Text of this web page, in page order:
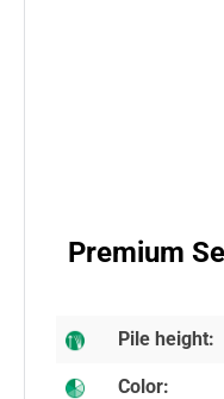
Premium
Pile height:
Color: